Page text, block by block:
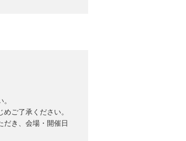
ご了承ください。
だき、会場・開催日